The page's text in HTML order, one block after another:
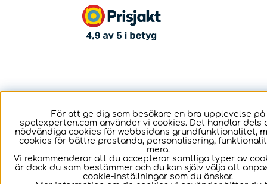
För att ge dig som besökare en bra upplevelse på
spelexperten.com använder vi cookies. Det handlar dels
nödvändiga cookies för webbsidans grundfunktionalitet,
cookies för bättre prestanda, personalisering,
mera.
Vi rekommenderar att du accepterar samtliga typer av
är dock du som bestämmer och du kan själv välja att
cookie-inställningar som du önskar.